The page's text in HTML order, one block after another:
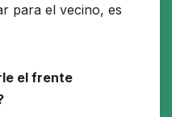
para el vecino, es
el frente